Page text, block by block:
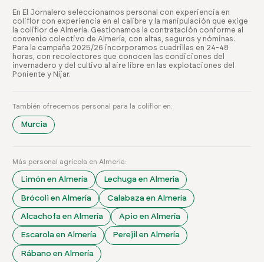
En El Jornalero seleccionamos personal con experiencia en
coliflor con experiencia en el calibre y la manipulación que exige
la coliflor de Almería. Gestionamos la contratación conforme al
convenio colectivo de Almería, con altas, seguros y nóminas.
Para la campaña 2025/26 incorporamos cuadrillas en 24-48
horas, con recolectores que conocen las condiciones del
invernadero y del cultivo al aire libre en las explotaciones del
Poniente y Níjar.
También ofrecemos personal para la coliflor en:
Murcia
Más personal agrícola en Almería:
Limón en Almería Lechuga en Almería
Brócoli en Almería Calabaza en Almería
Alcachofa en Almería Apio en Almería
Escarola en Almería Perejil en Almería
Rábano en Almería